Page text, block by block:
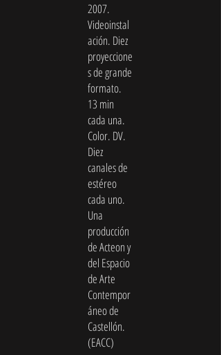
2007.
Videoinstal
ación. Diez
proyeccione
s de grande
formato.
13 min
cada una.
Color. DV.
Diez
canales de
estéreo
cada uno.
Una
producción
de Acteon y
del Espacio
de Arte
Contempor
áneo de
Castellón.
(EACC)